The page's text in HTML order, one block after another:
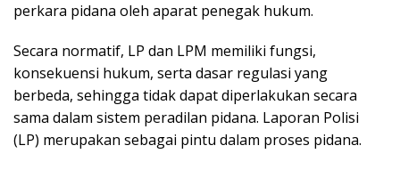
perkara pidana oleh aparat penegak hukum.
Secara normatif, LP dan LPM memiliki fungsi,
konsekuensi hukum, serta dasar regulasi yang
berbeda, sehingga tidak dapat diperlakukan secara
sama dalam sistem peradilan pidana. Laporan Polisi
(LP) merupakan sebagai pintu dalam proses pidana.